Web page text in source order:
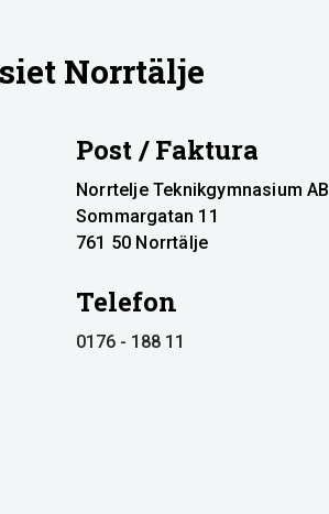
Norrtälje
Post / Faktura
Norrtelje Teknikgymnasium AB
Sommargatan 11
761 50 Norrtälje
Telefon
0176 - 188 11